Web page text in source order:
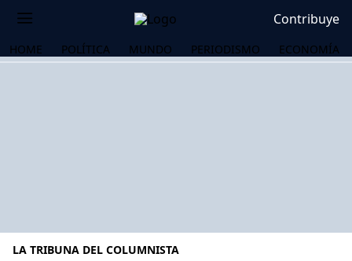
Contribuye
HOME POLÍTICA MUNDO PERIODISMO ECONOMÍA
LA TRIBUNA DEL COLUMNISTA